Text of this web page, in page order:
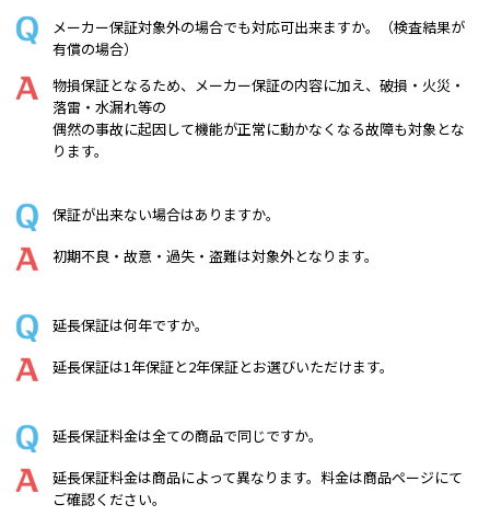
メーカー保証対象外の場合でも対応可出来ますか。（検査結果が
有償の場合）
物損保証となるため、メーカー保証の内容に加え、破損・火災・
落雷・水漏れ等の
偶然の事故に起因して機能が正常に動かなくなる故障も対象とな
ります。
保証が出来ない場合はありますか。
初期不良・故意・過失・盗難は対象外となります。
延長保証は何年ですか。
延長保証は1年保証と2年保証とお選びいただけます。
延長保証料金は全ての商品で同じですか。
延長保証料金は商品によって異なります。料金は商品ページにて
ご確認ください。